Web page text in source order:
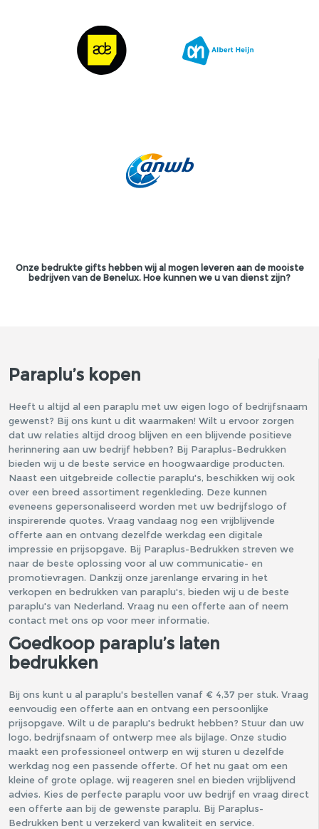
Onze bedrukte gifts hebben wij al mogen leveren aan de mooiste
bedrijven van de Benelux. Hoe kunnen we u van dienst zijn?
Paraplu’s kopen
Heeft u altijd al een paraplu met uw eigen logo of bedrijfsnaam
gewenst? Bij ons kunt u dit waarmaken! Wilt u ervoor zorgen
dat uw relaties altijd droog blijven en een blijvende positieve
herinnering aan uw bedrijf hebben? Bij Paraplus-Bedrukken
bieden wij u de beste service en hoogwaardige producten.
Naast een uitgebreide collectie paraplu's, beschikken wij ook
over een breed assortiment regenkleding. Deze kunnen
eveneens gepersonaliseerd worden met uw bedrijfslogo of
inspirerende quotes. Vraag vandaag nog een vrijblijvende
offerte aan en ontvang dezelfde werkdag een digitale
impressie en prijsopgave. Bij Paraplus-Bedrukken streven we
naar de beste oplossing voor al uw communicatie- en
promotievragen. Dankzij onze jarenlange ervaring in het
verkopen en bedrukken van paraplu's, bieden wij u de beste
paraplu's van Nederland. Vraag nu een offerte aan of neem
contact met ons op voor meer informatie.
Goedkoop paraplu’s laten
bedrukken
Bij ons kunt u al paraplu's bestellen vanaf € 4,37 per stuk. Vraag
eenvoudig een offerte aan en ontvang een persoonlijke
prijsopgave. Wilt u de paraplu's bedrukt hebben? Stuur dan uw
logo, bedrijfsnaam of ontwerp mee als bijlage. Onze studio
maakt een professioneel ontwerp en wij sturen u dezelfde
werkdag nog een passende offerte. Of het nu gaat om een
kleine of grote oplage, wij reageren snel en bieden vrijblijvend
advies. Kies de perfecte paraplu voor uw bedrijf en vraag direct
een offerte aan bij de gewenste paraplu. Bij Paraplus-
Bedrukken bent u verzekerd van kwaliteit en service.